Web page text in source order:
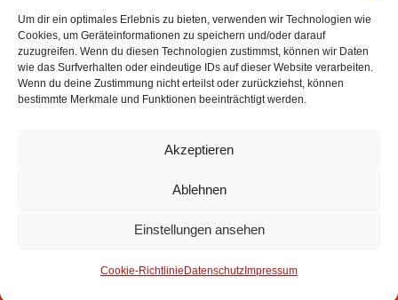
Um dir ein optimales Erlebnis zu bieten, verwenden wir Technologien wie
Cookies, um Geräteinformationen zu speichern und/oder darauf
zuzugreifen. Wenn du diesen Technologien zustimmst, können wir Daten
wie das Surfverhalten oder eindeutige IDs auf dieser Website verarbeiten.
Wenn du deine Zustimmung nicht erteilst oder zurückziehst, können
bestimmte Merkmale und Funktionen beeinträchtigt werden.
Akzeptieren
Ablehnen
Einstellungen ansehen
Cookie-Richtlinie Datenschutz Impressum
Es liegt kein Einsatzbericht vor.
Datenschutz
Anmelden